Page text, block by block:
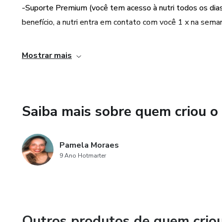
-Suporte Premium (você tem acesso à nutri todos os
benefício, a nutri entra em contato com você 1 x na
longo do processo, o Programa foi desenvolvido para te
os 3 principais pilares do emagrecimento definitivo:
Agende o seu horário para dar início a sua jornada.
Mostrar mais
Saiba mais sobre quem criou
Pamela Moraes
9 Ano Hotmarter